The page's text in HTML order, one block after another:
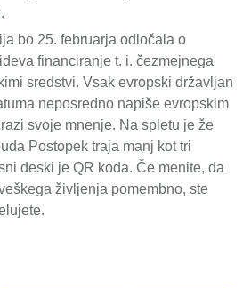
bo 25. februarja odločala o
financiranje t. i. čezmejnega
sredstvi. Vsak evropski državljan
neposredno napiše evropskim
svoje mnenje. Na spletu je že
Postopek traja manj kot tri
deski je QR koda. Če menite, da
življenja pomembno, ste